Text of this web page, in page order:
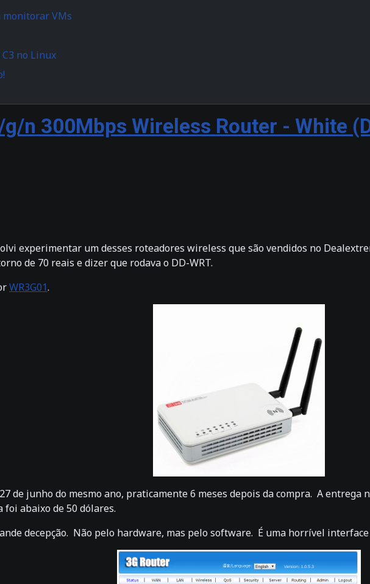
VMs
no Linux
n 300Mbps Wireless Router - White
experimentar um desses roteadores wireless que são vendidos no
de 70 reais e dizer que rodava o DD-WRT.
WR3G01.
de junho do mesmo ano, praticamente 6 meses depois da compra. A
foi abaixo de 50 dólares.
decepção. Não pelo hardware, mas pelo software. É uma horrível